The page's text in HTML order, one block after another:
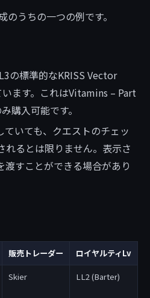
のうちの一つの例です。
の標準的なKRISS Vector
ます。これはVitamins – Part
購入可能です。
ていても、クエストのチェッ
れるとは限りません。表示さ
渡すことができる場合があり
販売トレーダー ロイヤルティLv
Skier LL2 (Barter)